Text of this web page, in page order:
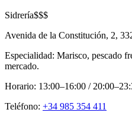
Sidrería$$$
Avenida de la Constitución, 2,
Especialidad: Marisco, pescado
mercado.
Horario: 13:00–16:00 /
Teléfono: +34 985 354 411